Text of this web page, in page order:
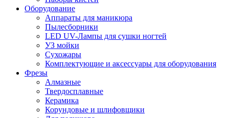
Оборудование
Аппараты для маникюра
Пылесборники
LED UV-Лампы для сушки ногтей
УЗ мойки
Сухожары
Комплектующие и аксессуары для оборудования
Фрезы
Алмазные
Твердосплавные
Керамика
Корундовые и шлифовщики